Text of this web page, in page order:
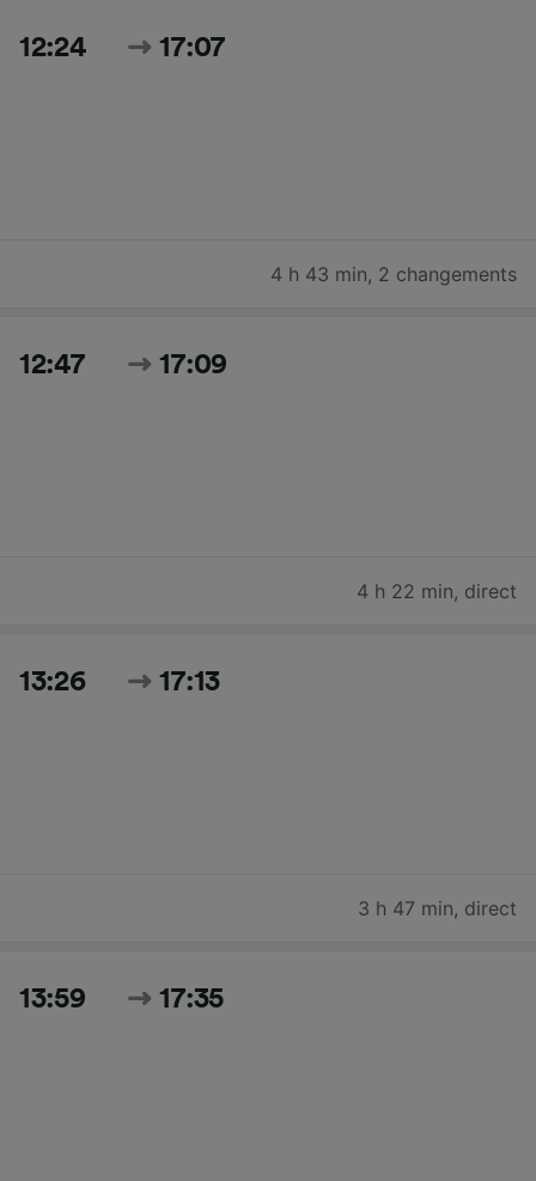
12:24 17:07
4 h 43 min, 2 changements
12:47 17:09
4 h 22 min, direct
13:26 17:13
3 h 47 min, direct
13:59 17:35